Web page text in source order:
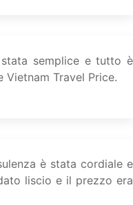
semplice e tutto è
Travel Price.
è stata cordiale e
liscio e il prezzo era